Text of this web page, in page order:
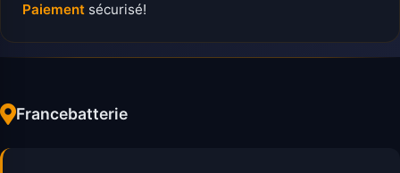
Paiement sécurisé!
Francebatterie